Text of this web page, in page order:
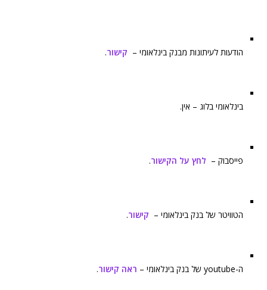
הודעות לעיתונות מבנק בינלאומי – קישור.
בינלאומי בלוג – אין.
פייסבוק – לחץ על הקישור.
הטוויטר של בנק בינלאומי – קישור.
ה-youtube של בנק בינלאומי – ראה קישור.